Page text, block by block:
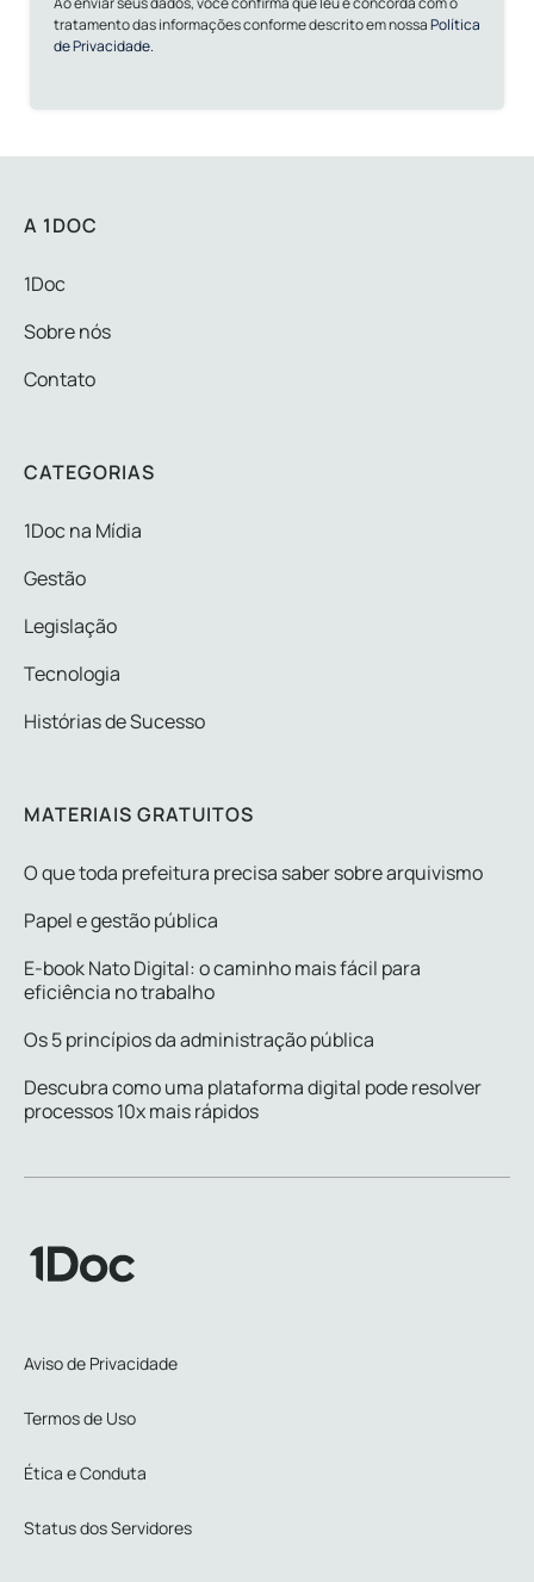
tratamento das informações conforme descrito em nossaPolítica
de Privacidade.
A 1DOC
1Doc
Sobre nós
Contato
CATEGORIAS
1Doc na Mídia
Gestão
Legislação
Tecnologia
Histórias de Sucesso
MATERIAIS GRATUITOS
O que toda prefeitura precisa saber sobre arquivismo
Papel e gestão pública
E-book Nato Digital: o caminho mais fácil para
eficiência no trabalho
Os 5 princípios da administração pública
Descubra como uma plataforma digital pode resolver
processos 10x mais rápidos
Aviso de Privacidade
Termos de Uso
Ética e Conduta
Status dos Servidores